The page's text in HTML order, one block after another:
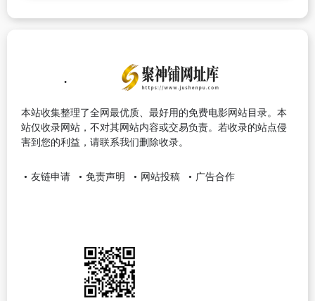
本站收集整理了全网最优质、最好用的免费电影网站目录。本
站仅收录网站，不对其网站内容或交易负责。若收录的站点侵
害到您的利益，请联系我们删除收录。
友链申请 免责声明 网站投稿 广告合作